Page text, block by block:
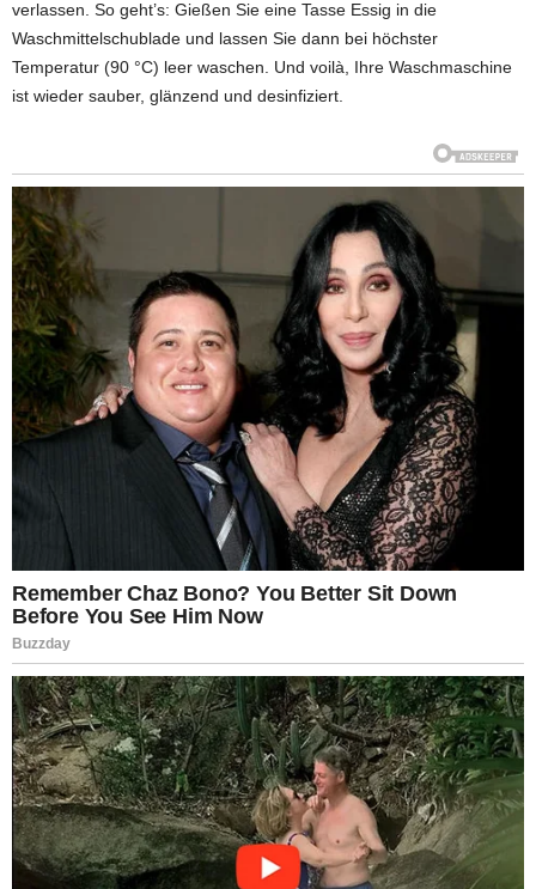
verlassen. So geht’s: Gießen Sie eine Tasse Essig in die
Waschmittelschublade und lassen Sie dann bei höchster
Temperatur (90 °C) leer waschen. Und voilà, Ihre Waschmaschine
ist wieder sauber, glänzend und desinfiziert.